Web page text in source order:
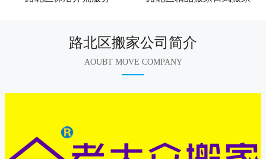
路北区搬家公司简介
AOUBT MOVE COMPANY